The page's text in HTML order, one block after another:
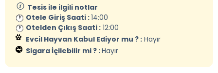
Tesis ile ilgili notlar
Otele Giriş Saati :14:00
Otelden Çıkış Saati : 12:00
Evcil Hayvan Kabul Ediyor mu ? : Hayır
Sigara İçilebilir mi ? :Hayır